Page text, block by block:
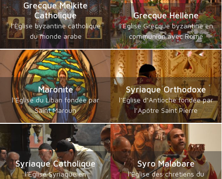
Grecque Melkite
Catholique
l’Eglise byzantine catholique
du monde arabe
Grecque Hellène
l’Eglise Grecque byzantine en
communion avec Rome
Maronite
l’Eglise du Liban fondée par
Saint Maroun
Syriaque Orthodoxe
l’Eglise d’Antioche fondée par
l’Apôtre Saint Pierre
Syriaque Catholique
l’Eglise Syriaque en
Syro Malabare
l’Eglise des chrétiens du